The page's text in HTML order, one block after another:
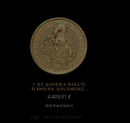
1 OZ QUEEN’S BEASTS
EINHORN GOLDMÜNZE
4.409,31€
Goldmünzen
zzgl. Versandkosten